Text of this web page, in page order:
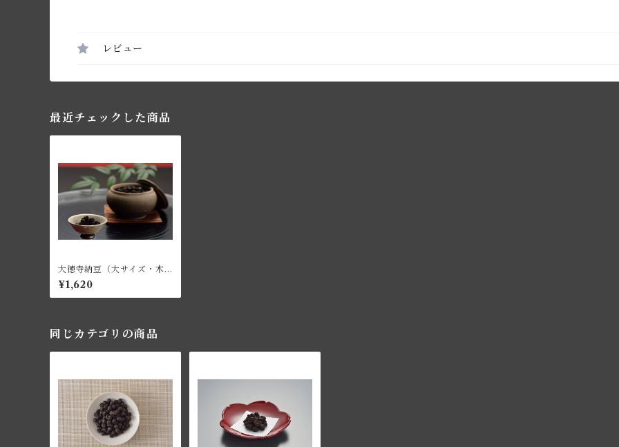
レビュー
最近チェックした商品
大徳寺納豆（大サイズ・木
箱入り）
¥1,620
同じカテゴリの商品